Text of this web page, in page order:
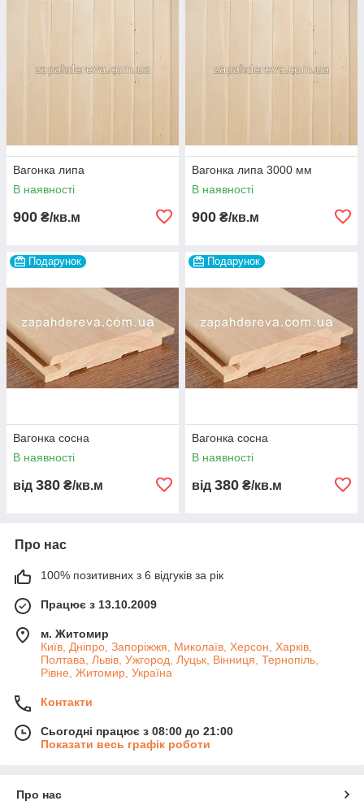
Вагонка липа
В наявності
900 ₴/кв.м
Вагонка липа 3000 мм
В наявності
900 ₴/кв.м
Подарунок
Вагонка сосна
В наявності
від 380 ₴/кв.м
Подарунок
Вагонка сосна
В наявності
від 380 ₴/кв.м
Про нас
100% позитивних з 6 відгуків за рік
Працює з 13.10.2009
м. Житомир
Київ, Дніпро, Запоріжжя, Миколаїв, Херсон, Харків,
Полтава, Львів, Ужгород, Луцьк, Вінниця, Тернопіль,
Рівне, Житомир, Україна
Контакти
Сьогодні працює з 08:00 до 21:00
Показати весь графік роботи
Про нас